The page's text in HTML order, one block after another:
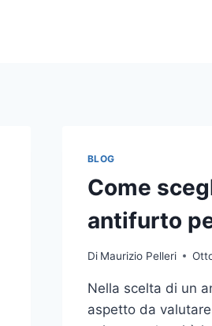
BLOG
Come
antifurto
Di Maurizio Pelleri
Nella scelta di un
aspetto da